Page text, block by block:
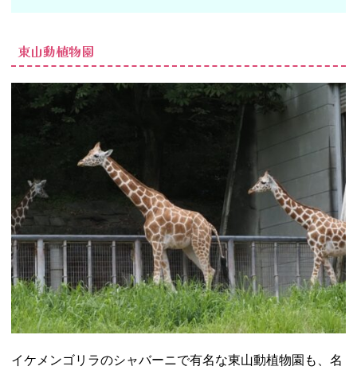
− アスナル
金山
− 熱田神宮
02. 名古屋には女
子高校生（JK）
が遊ぶところが
沢山！楽しい時
間を過ごそう
東山動植物園
イケメンゴリラのシャバーニで有名な東山動植物園も、名